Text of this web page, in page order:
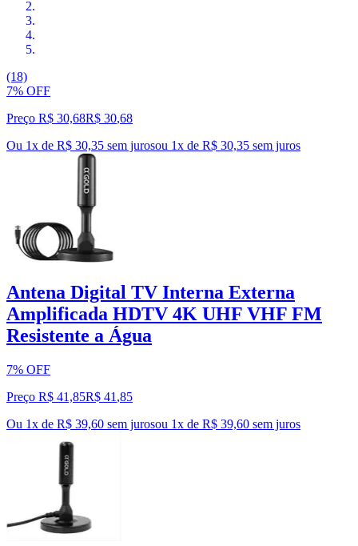
(18)
7% OFF
Preço R$ 30,68R$ 30,68
Ou 1x de R$ 30,35 sem jurosou 1x de R$ 30,35 sem juros
Antena Digital TV Interna Externa
Amplificada HDTV 4K UHF VHF FM
Resistente a Água
7% OFF
Preço R$ 41,85R$ 41 ,85
Ou 1x de R$ 39,60 sem jurosou 1x de R$ 39,60 sem juros